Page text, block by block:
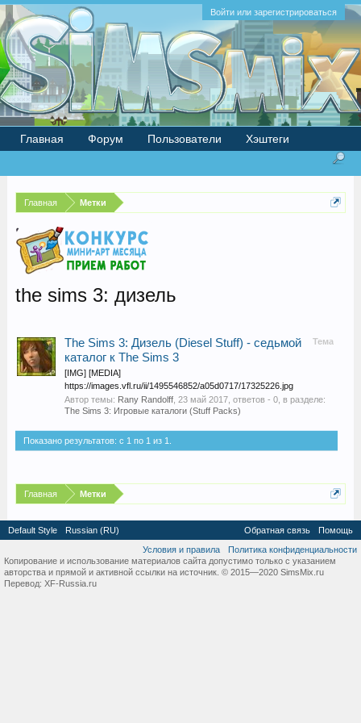
Войти или зарегистрироваться
Главная Метки
the sims 3: дизель
Тема
The Sims 3: Дизель (Diesel Stuff) - седьмой
каталог к The Sims 3
[IMG] [MEDIA]
https://images.vfl.ru/ii/1495546852/a05d0717/17325226.jpg
Автор темы: Rany Randolff, 23 май 2017, ответов - 0, в разделе:
The Sims 3: Игровые каталоги (Stuff Packs)
Показано результатов: с 1 по 1 из 1.
Главная Метки
Главная Форум Пользователи Хэштеги
Default Style Russian (RU) Обратная связь
Помощь
Условия и правила
Политика конфиденциальности
Копирование и использование материалов сайта допустимо только с указанием
авторства и прямой и активной ссылки на источник. © 2015—2020 SimsMix.ru
Перевод: XF-Russia.ru